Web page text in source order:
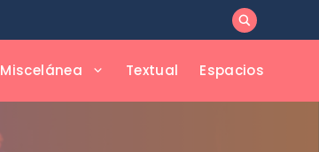
Miscelánea Textual Espacios